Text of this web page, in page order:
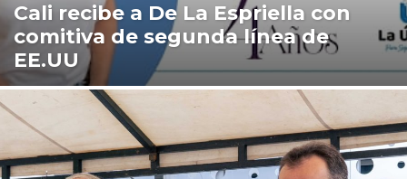
Cali recibe a De La Espriella con
comitiva de segunda línea de
EE.UU